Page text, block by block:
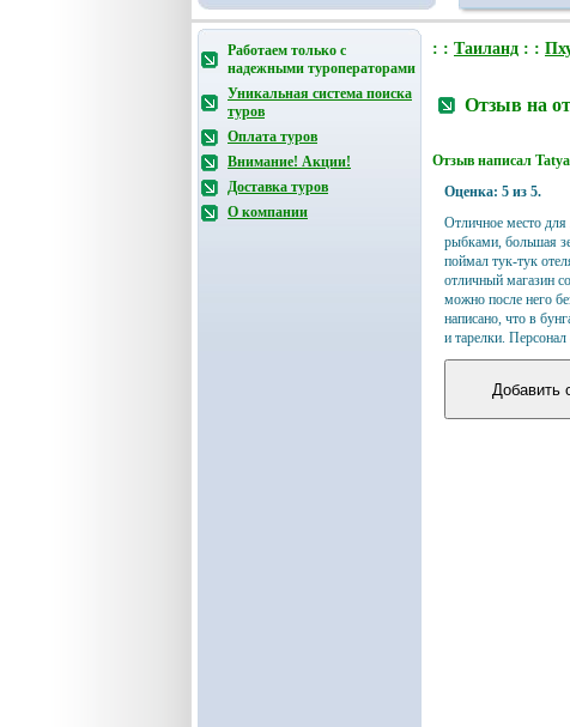
Работаем только с
надежными туроператорами
Уникальная система поиска
туров
Оплата туров
Внимание! Акции!
Доставка туров
О компании
: : Таиланд : :
Отзыв на
Отзыв написал
Оценка: 5 из 5.
Отличное место для
рыбками, большая
поймал тук-тук
отличный магазин
можно после него
написано, что в
и тарелки.